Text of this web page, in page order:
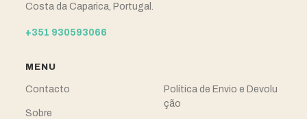
Costa da Caparica, Portugal.
+351 930593066
MENU
Contacto
Sobre
Política de Envio e Devolu
ção